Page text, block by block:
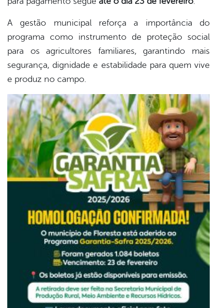
A gestão municipal reforça a importância do
programa como instrumento de proteção social
para os agricultores familiares, garantindo mais
segurança, dignidade e estabilidade para quem vive
e produz no campo.